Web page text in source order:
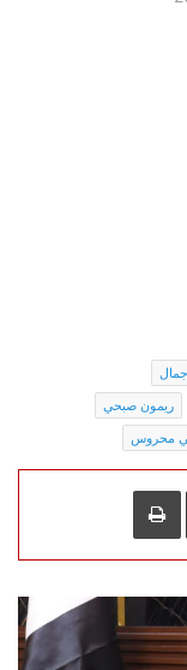
ريمون صبحي
محروس
مشاركة عبر البريد طباعة